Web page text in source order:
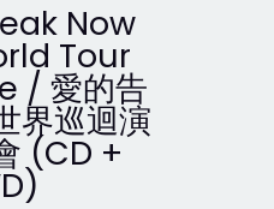
Now
Tour
/ 愛的告
界巡迴演
(CD +